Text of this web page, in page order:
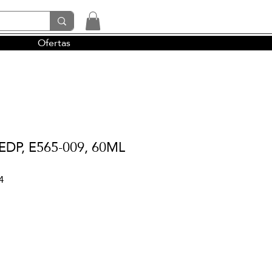
y la perfumería árabe
Ofertas
E565-009, 60ML